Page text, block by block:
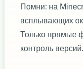
Помни: на
всплывающих
Только прямые
контроль версий.